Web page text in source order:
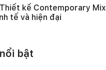
kế Contemporary Mix
tế và hiện đại
bật